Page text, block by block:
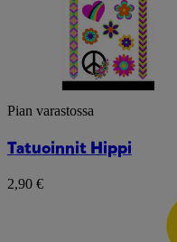
Pian varastossa
Tatuoinnit Hippi
2,90 €